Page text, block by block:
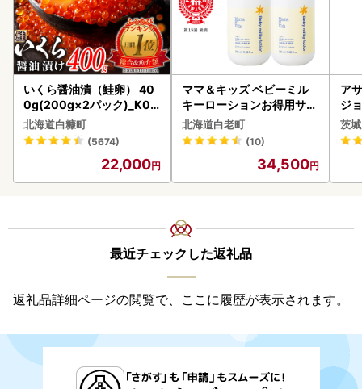
いくら醤油漬（鮭卵） 40
0g(200g×2パック)_K02
2-1676
北海道白糠町
(5674)
22,000
ママ＆キッズ ベビーミル
キーローションお得用サイ
ズ 380ml 2本セット CH21
0
北海道白老町
(10)
34,500
ア
ジ
(1ケース)
ビ
茨
最近チェックした返礼品
返礼品詳細ページの閲覧で、ここに履歴が表示されます。